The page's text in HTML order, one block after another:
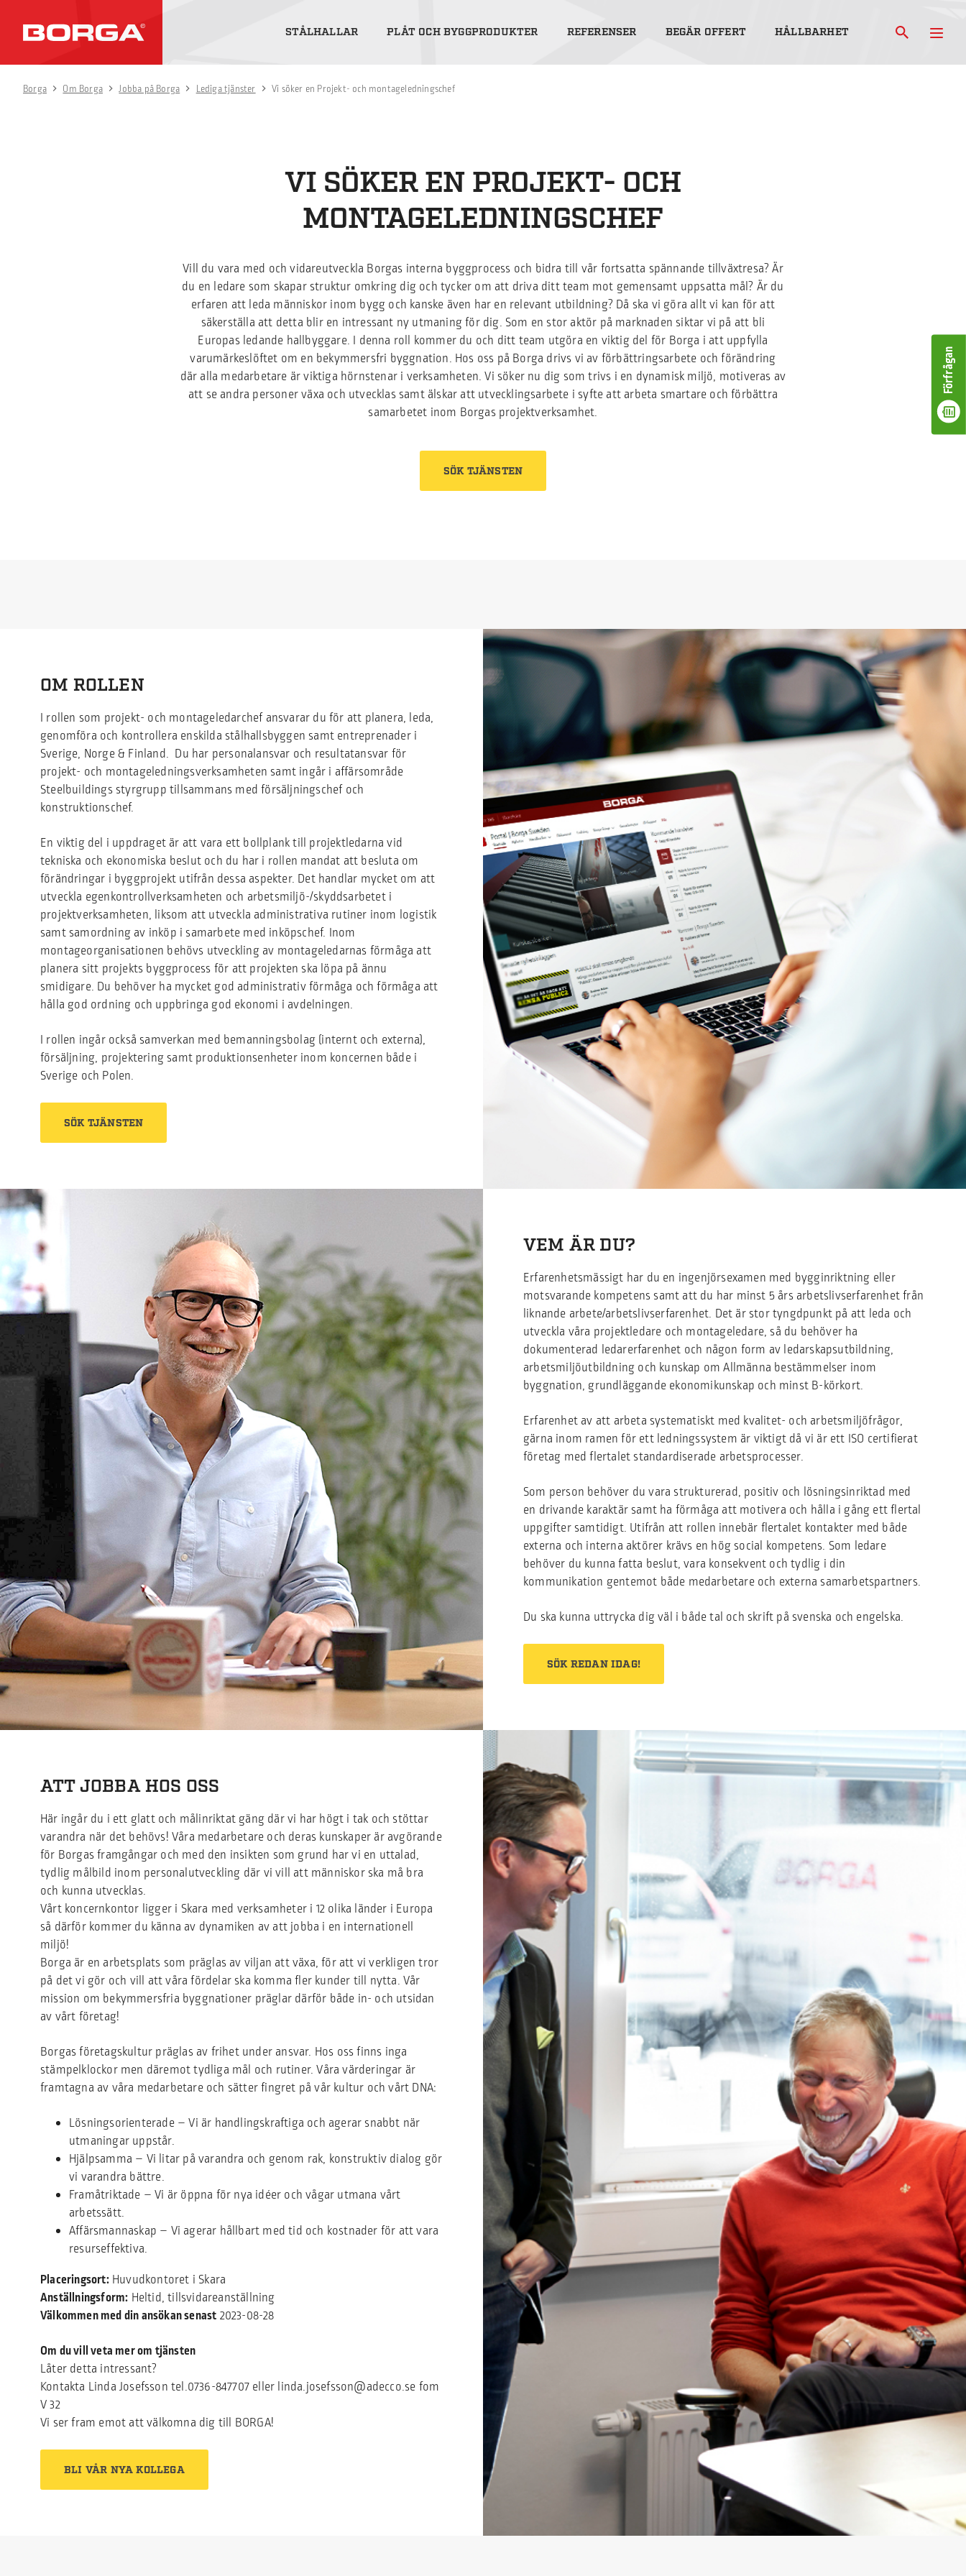
STÅLHALLAR PLÅT OCH BYGGPRODUKTER REFERENSER BEGÄR OFFERT HÅLLBARHET
Förfrågan
Borga Om Borga Jobba på Borga Lediga tjänster Vi söker en Projekt- och montageledningschef
VI SÖKER EN PROJEKT- OCH
MONTAGELEDNINGSCHEF
Vill du vara med och vidareutveckla Borgas interna byggprocess och bidra till vår fortsatta spännande tillväxtresa? Är
du en ledare som skapar struktur omkring dig och tycker om att driva ditt team mot gemensamt uppsatta mål? Är du
erfaren att leda människor inom bygg och kanske även har en relevant utbildning? Då ska vi göra allt vi kan för att
säkerställa att detta blir en intressant ny utmaning för dig. Som en stor aktör på marknaden siktar vi på att bli
Europas ledande hallbyggare. I denna roll kommer du och ditt team utgöra en viktig del för Borga i att uppfylla
varumärkeslöftet om en bekymmersfri byggnation. Hos oss på Borga drivs vi av förbättringsarbete och förändring
där alla medarbetare är viktiga hörnstenar i verksamheten. Vi söker nu dig som trivs i en dynamisk miljö, motiveras av
att se andra personer växa och utvecklas samt älskar att utvecklingsarbete i syfte att arbeta smartare och förbättra
samarbetet inom Borgas projektverksamhet.
SÖK TJÄNSTEN
OM ROLLEN
I rollen som projekt- och montageledarchef ansvarar du för att planera, leda,
genomföra och kontrollera enskilda stålhallsbyggen samt entreprenader i
Sverige, Norge & Finland. Du har personalansvar och resultatansvar för
projekt- och montageledningsverksamheten samt ingår i affärsområde
Steelbuildings styrgrupp tillsammans med försäljningschef och
konstruktionschef.
En viktig del i uppdraget är att vara ett bollplank till projektledarna vid
tekniska och ekonomiska beslut och du har i rollen mandat att besluta om
förändringar i byggprojekt utifrån dessa aspekter. Det handlar mycket om att
utveckla egenkontrollverksamheten och arbetsmiljö-/skyddsarbetet i
projektverksamheten, liksom att utveckla administrativa rutiner inom logistik
samt samordning av inköp i samarbete med inköpschef. Inom
montageorganisationen behövs utveckling av montageledarnas förmåga att
planera sitt projekts byggprocess för att projekten ska löpa på ännu
smidigare. Du behöver ha mycket god administrativ förmåga och förmåga att
hålla god ordning och uppbringa god ekonomi i avdelningen.
I rollen ingår också samverkan med bemanningsbolag (internt och externa),
försäljning, projektering samt produktionsenheter inom koncernen både i
Sverige och Polen.
SÖK TJÄNSTEN
VEM ÄR DU?
Erfarenhetsmässigt har du en ingenjörsexamen med bygginriktning eller
motsvarande kompetens samt att du har minst 5 års arbetslivserfarenhet från
liknande arbete/arbetslivserfarenhet. Det är stor tyngdpunkt på att leda och
utveckla våra projektledare och montageledare, så du behöver ha
dokumenterad ledarerfarenhet och någon form av ledarskapsutbildning,
arbetsmiljöutbildning och kunskap om Allmänna bestämmelser inom
byggnation, grundläggande ekonomikunskap och minst B-körkort.
Erfarenhet av att arbeta systematiskt med kvalitet- och arbetsmiljöfrågor,
gärna inom ramen för ett ledningssystem är viktigt då vi är ett ISO certifierat
företag med flertalet standardiserade arbetsprocesser.
Som person behöver du vara strukturerad, positiv och lösningsinriktad med
en drivande karaktär samt ha förmåga att motivera och hålla i gång ett flertal
uppgifter samtidigt. Utifrån att rollen innebär flertalet kontakter med både
externa och interna aktörer krävs en hög social kompetens. Som ledare
behöver du kunna fatta beslut, vara konsekvent och tydlig i din
kommunikation gentemot både medarbetare och externa samarbetspartners.
Du ska kunna uttrycka dig väl i både tal och skrift på svenska och engelska.
SÖK REDAN IDAG!
ATT JOBBA HOS OSS
Här ingår du i ett glatt och målinriktat gäng där vi har högt i tak och stöttar
varandra när det behövs! Våra medarbetare och deras kunskaper är avgörande
för Borgas framgångar och med den insikten som grund har vi en uttalad,
tydlig målbild inom personalutveckling där vi vill att människor ska må bra
och kunna utvecklas.
Vårt koncernkontor ligger i Skara med verksamheter i 12 olika länder i Europa
så därför kommer du känna av dynamiken av att jobba i en internationell
miljö!
Borga är en arbetsplats som präglas av viljan att växa, för att vi verkligen tror
på det vi gör och vill att våra fördelar ska komma fler kunder till nytta. Vår
mission om bekymmersfria byggnationer präglar därför både in- och utsidan
av vårt företag!
Borgas företagskultur präglas av frihet under ansvar. Hos oss finns inga
stämpelklockor men däremot tydliga mål och rutiner. Våra värderingar är
framtagna av våra medarbetare och sätter fingret på vår kultur och vårt DNA:
Lösningsorienterade – Vi är handlingskraftiga och agerar snabbt när
utmaningar uppstår.
Hjälpsamma – Vi litar på varandra och genom rak, konstruktiv dialog gör
vi varandra bättre.
Framåtriktade – Vi är öppna för nya idéer och vågar utmana vårt
arbetssätt.
Affärsmannaskap – Vi agerar hållbart med tid och kostnader för att vara
resurseffektiva.
Placeringsort:Huvudkontoret i Skara
Anställningsform: Heltid, tillsvidareanställning
Välkommen med din ansökan senast 2023-08-28
Om du vill veta mer om tjänsten
Låter detta intressant?
Kontakta Linda Josefsson tel.0736-847707 eller linda.josefsson@adecco.se fom
V 32
Vi ser fram emot att välkomna dig till BORGA!
BLI VÅR NYA KOLLEGA